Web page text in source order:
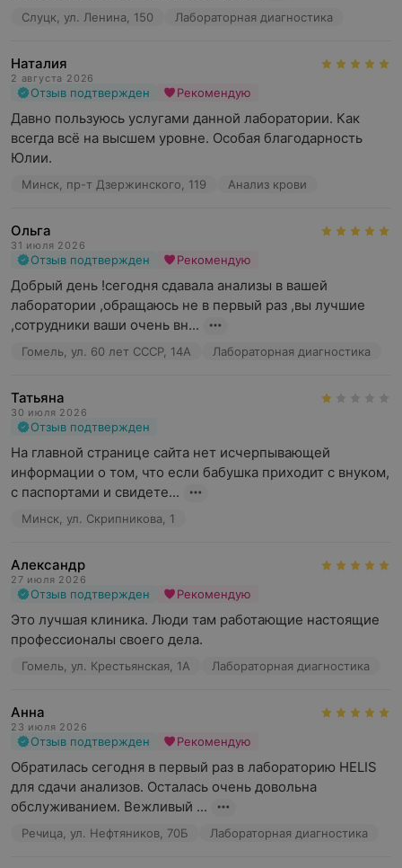
Слуцк, ул. Ленина, 150 Лабораторная диагностика
Наталия
2 августа 2026
Отзыв подтвержден Рекомендую
Давно пользуюсь услугами данной лаборатории. Как
всегда всё на высшем уровне. Особая благодарность
Юлии.
Минск, пр-т Дзержинского, 119 Анализ крови
Ольга
31 июля 2026
Отзыв подтвержден Рекомендую
Добрый день !сегодня сдавала анализы в вашей
лаборатории ,обращаюсь не в первый раз ,вы лучшие
,сотрудники ваши очень вн...
Гомель, ул. 60 лет СССР, 14А Лабораторная диагностика
Татьяна
30 июля 2026
Отзыв подтвержден
На главной странице сайта нет исчерпывающей
информации о том, что если бабушка приходит с внуком,
с паспортами и свидете...
Минск, ул. Скрипникова, 1
Александр
27 июля 2026
Отзыв подтвержден Рекомендую
Это лучшая клиника. Люди там работающие настоящие
профессионалы своего дела.
Гомель, ул. Крестьянская, 1А Лабораторная диагностика
Анна
23 июля 2026
Отзыв подтвержден Рекомендую
Обратилась сегодня в первый раз в лабораторию HELIS
для сдачи анализов. Осталась очень довольна
обслуживанием. Вежливый ...
Речица, ул. Нефтяников, 70Б Лабораторная диагностика